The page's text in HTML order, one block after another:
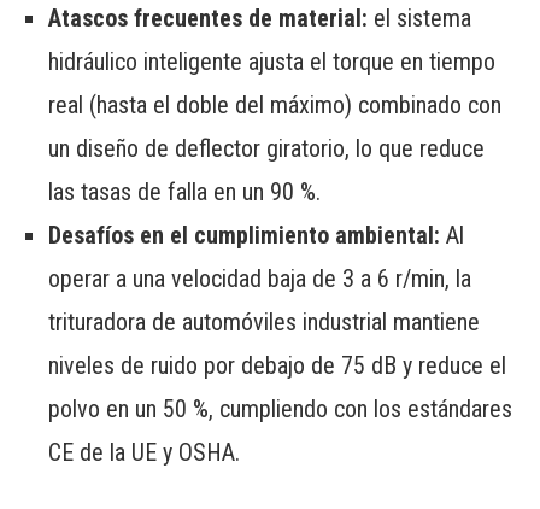
Atascos frecuentes de material: el sistema
hidráulico inteligente ajusta el torque en tiempo
real (hasta el doble del máximo) combinado con
un diseño de deflector giratorio, lo que reduce
las tasas de falla en un 90 %.
Desafíos en el cumplimiento ambiental: Al
operar a una velocidad baja de 3 a 6 r/min, la
trituradora de automóviles industrial mantiene
niveles de ruido por debajo de 75 dB y reduce el
polvo en un 50 %, cumpliendo con los estándares
CE de la UE y OSHA.